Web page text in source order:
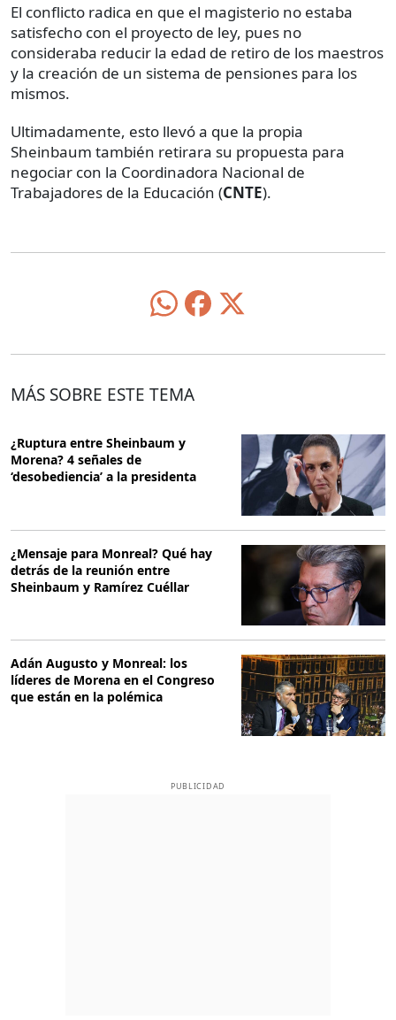
El conflicto radica en que el magisterio no estaba
satisfecho con el proyecto de ley, pues no
consideraba reducir la edad de retiro de los maestros
y la creación de un sistema de pensiones para los
mismos.
Ultimadamente, esto llevó a que la propia
Sheinbaum también retirara su propuesta para
negociar con la Coordinadora Nacional de
Trabajadores de la Educación (CNTE).
MÁS SOBRE ESTE TEMA
¿Ruptura entre Sheinbaum y
Morena? 4 señales de
‘desobediencia’ a la presidenta
¿Mensaje para Monreal? Qué hay
detrás de la reunión entre
Sheinbaum y Ramírez Cuéllar
Adán Augusto y Monreal: los
líderes de Morena en el Congreso
que están en la polémica
PUBLICIDAD